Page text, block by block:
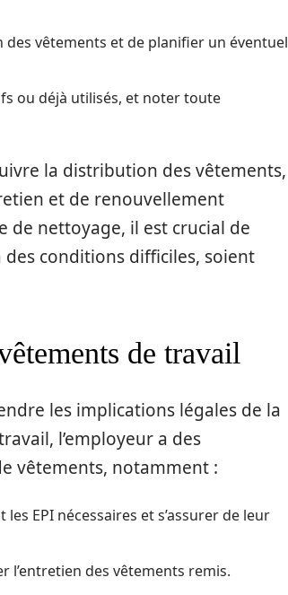
des vêtements et de planifier un éventuel
ou déjà utilisés, et noter toute
la distribution des vêtements,
et de renouvellement
nettoyage, il est crucial de
des conditions difficiles, soient
de travail
les implications légales de la
l’employeur a des
vêtements, notamment :
EPI nécessaires et s’assurer de leur
l’entretien des vêtements remis.